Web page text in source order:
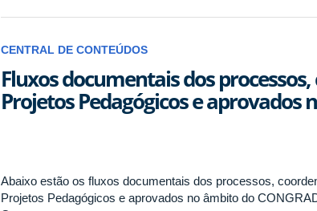
CENTRAL DE CONTEÚDOS
Fluxos documentais dos
Projetos Pedagógicos e aprovados
Abaixo estão os fluxos documentais dos processos,
Projetos Pedagógicos e aprovados no âmbito do